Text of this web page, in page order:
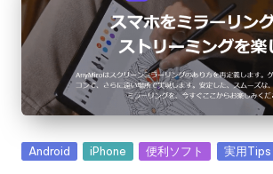
Posted
Android iPhone 便利ソフト 実用Tips